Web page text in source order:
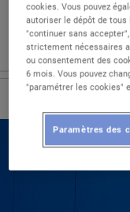
cookies. Vous pouvez
autoriser le dépôt de tous
"continuer sans
strictement nécessaires
ou consentement des
6 mois. Vous pouvez
"paramétrer les cookies"
Paramètres des